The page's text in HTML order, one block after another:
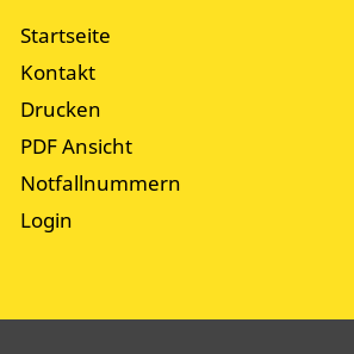
Startseite
Kontakt
Drucken
PDF Ansicht
Notfallnummern
Login